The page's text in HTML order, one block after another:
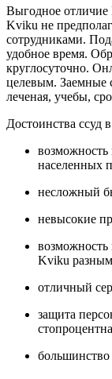
Выгодное отличие
Kviku не
сотрудниками.
удобное время.
круглосуточно.
целевым. Заемные
леченая, учебы,
Достоинства ссуд
возможность
населенных
несложный
невысокие
Kviku
отличный
защита